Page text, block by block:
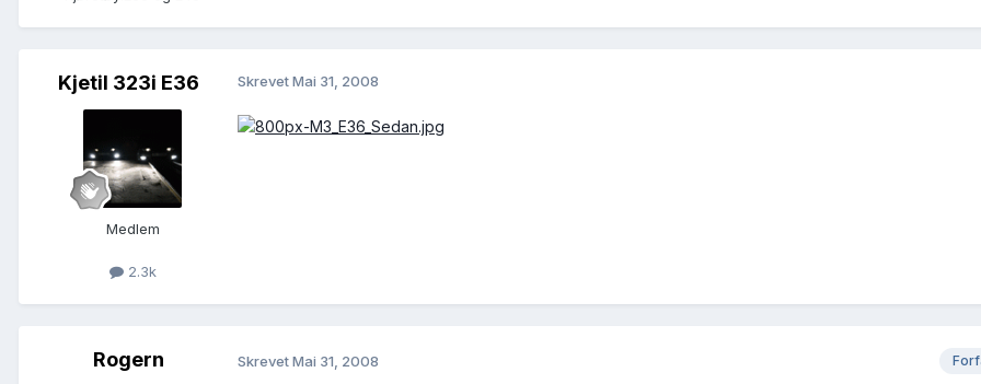
Kjetil 323i E36
Medlem
2.3k
SkrevetMai 31, 2008
Rogern SkrevetMai 31, 2008